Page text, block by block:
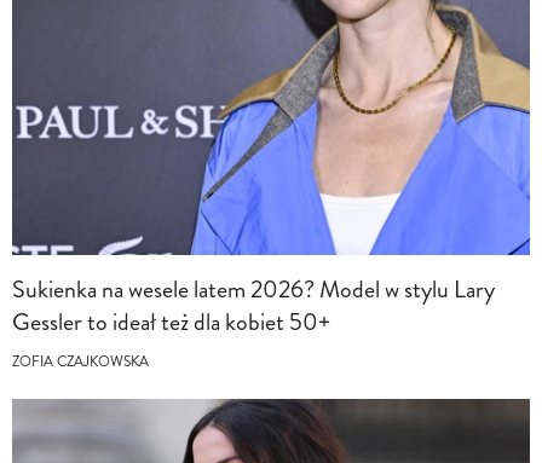
Sukienka na wesele latem 2026? Model w stylu Lary
Gessler to ideał też dla kobiet 50+
ZOFIA CZAJKOWSKA